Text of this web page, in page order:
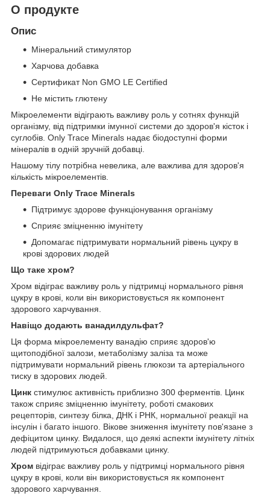
О продукте
Опис
Мінеральний стимулятор
Харчова добавка
Сертификат Non GMO LE Certified
Не містить глютену
Мікроелементи відіграють важливу роль у сотнях функцій
організму, від підтримки імунної системи до здоров'я кісток і
суглобів. Only Trace Minerals надає біодоступні форми
мінералів в одній зручній добавці.
Нашому тілу потрібна невелика, але важлива для здоров'я
кількість мікроелементів.
Переваги Only Trace Minerals
Підтримує здорове функціонування організму
Сприяє зміцненню імунітету
Допомагає підтримувати нормальний рівень цукру в
крові здорових людей
Що таке хром?
Хром відіграє важливу роль у підтримці нормального рівня
цукру в крові, коли він використовується як компонент
здорового харчування.
Навіщо додають ванадилдульфат?
Ця форма мікроелементу ванадію сприяє здоров'ю
щитоподібної залози, метаболізму заліза та може
підтримувати нормальний рівень глюкози та артеріального
тиску в здорових людей.
Цинк стимулює активність приблизно 300 ферментів. Цинк
також сприяє зміцненню імунітету, роботі смакових
рецепторів, синтезу білка, ДНК і РНК, нормальної реакції на
інсулін і багато іншого. Вікове зниження імунітету пов'язане з
дефіцитом цинку. Видалося, що деякі аспекти імунітету літніх
людей підтримуються добавками цинку.
Хром відіграє важливу роль у підтримці нормального рівня
цукру в крові, коли він використовується як компонент
здорового харчування.